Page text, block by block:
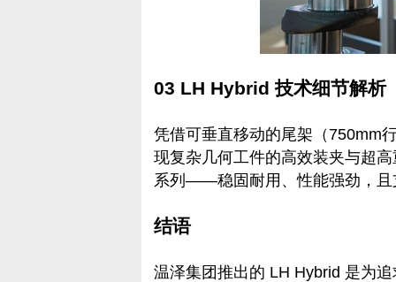
03 LH Hybrid 技术细节解析
凭借可垂直移动的尾架（750mm
现复杂几何工件的高效装夹与超
系列——稳固耐用、性能强劲，且
结语
温泽集团推出的 LH Hybrid 是为